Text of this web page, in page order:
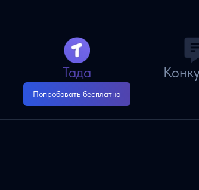
Тада
Попробовать бесплатно